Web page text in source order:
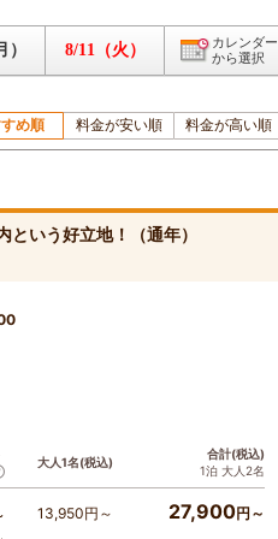
8/11（火）
カレンダー
から選択
め順 料金が安い順 料金が高い順
いう好立地！（通年）
大人1名(税込)
合計(税込)
1泊 大人2名
13,950円～ 27,900円～